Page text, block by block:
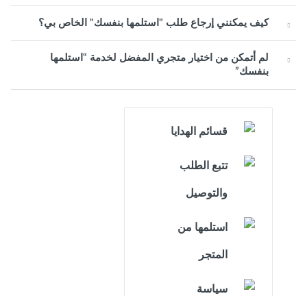
كيف يمكنني إرجاع طلب "استلمها بنفسك" الخاص بي؟
لم أتمكن من اختيار متجري المفضل لخدمة “استلمها
بنفسك”
قسائم الهدايا
تتبع الطلب
والتوصيل
استلمها من
المتجر
سياسة